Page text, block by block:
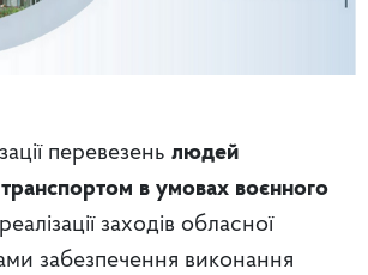
перевезень людей
в умовах воєнного
заходів обласної
забезпечення виконання